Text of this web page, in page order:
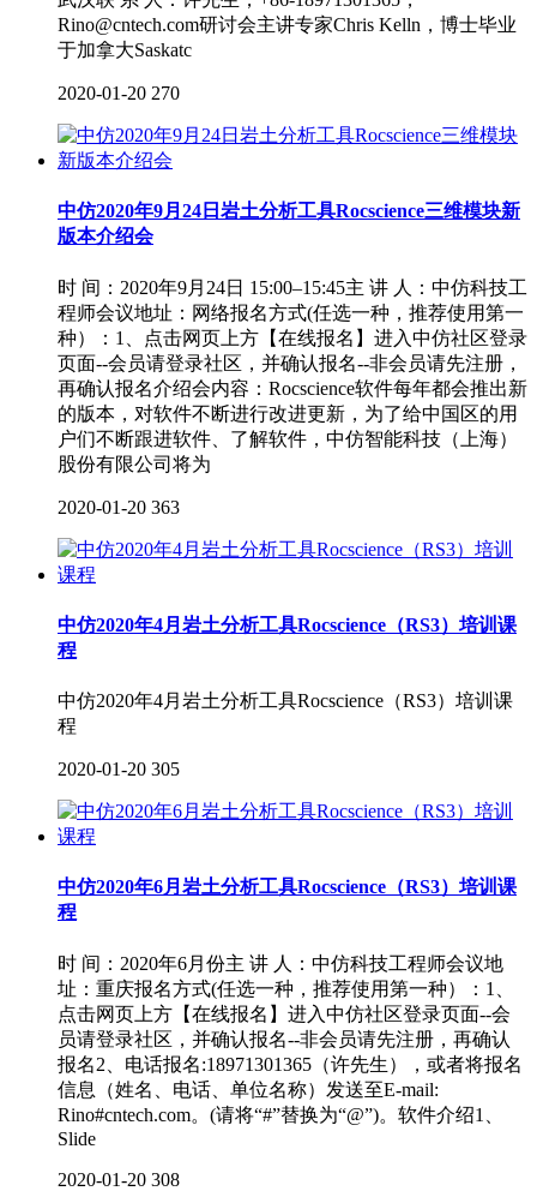
Rino@cntech.com研讨会主讲专家Chris Kelln，博士毕业
于加拿大Saskatc
2020-01-20 270
中仿2020年9月24日岩土分析工具Rocscience三维模块新
版本介绍会
时 间：2020年9月24日 15:00–15:45主 讲 人：中仿科技工
程师会议地址：网络报名方式(任选一种，推荐使用第一
种）：1、点击网页上方【在线报名】进入中仿社区登录
页面--会员请登录社区，并确认报名--非会员请先注册，
再确认报名介绍会内容：Rocscience软件每年都会推出新
的版本，对软件不断进行改进更新，为了给中国区的用
户们不断跟进软件、了解软件，中仿智能科技（上海）
股份有限公司将为
2020-01-20 363
中仿2020年4月岩土分析工具Rocscience（RS3）培训课
程
中仿2020年4月岩土分析工具Rocscience（RS3）培训课
程
2020-01-20 305
中仿2020年6月岩土分析工具Rocscience（RS3）培训课
程
时 间：2020年6月份主 讲 人：中仿科技工程师会议地
址：重庆报名方式(任选一种，推荐使用第一种）：1、
点击网页上方【在线报名】进入中仿社区登录页面--会
员请登录社区，并确认报名--非会员请先注册，再确认
报名2、电话报名:18971301365（许先生），或者将报名
信息（姓名、电话、单位名称）发送至E-mail:
Rino#cntech.com。(请将“#”替换为“@”)。软件介绍1、
Slide
2020-01-20 308